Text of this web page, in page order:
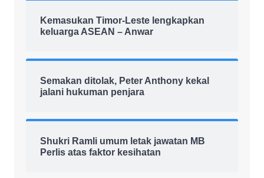
Kemasukan Timor-Leste lengkapkan
keluarga ASEAN – Anwar
Semakan ditolak, Peter Anthony kekal
jalani hukuman penjara
Shukri Ramli umum letak jawatan MB
Perlis atas faktor kesihatan